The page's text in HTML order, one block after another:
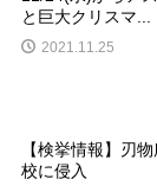
と巨大クリスマ...
2021.11.25
【検挙情報】刃
校に侵入